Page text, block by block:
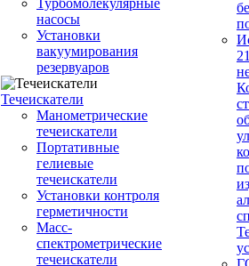
Турбомолекулярные
насосы
Установки
вакуумирования
резервуаров
Течеискатели
Манометрические
течеискатели
Портативные
гелиевые
течеискатели
Установки контроля
герметичности
Масс-
спектрометрические
течеискатели